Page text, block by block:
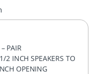
– PAIR
2 INCH SPEAKERS TO
OPENING